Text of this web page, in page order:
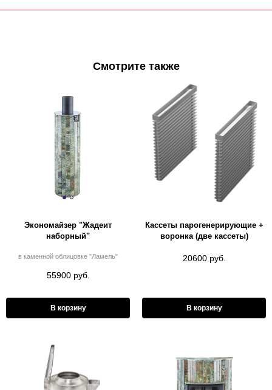
Смотрите также
Экономайзер "Жадеит
наборный"
в каменной облицовке "Ламель"
55900 руб.
В корзину
Кассеты парогенерирующие +
воронка (две кассеты)
20600 руб.
В корзину